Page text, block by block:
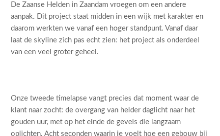
De Zaanse Helden in Zaandam vroegen om een andere
aanpak. Dit project staat midden in een wijk met karakter en
daarom werkten we vanaf een hoger standpunt. Vanaf daar
laat de skyline zich pas echt zien: het project als onderdeel
van een veel groter geheel.
Onze tweede timelapse vangt precies dat moment waar de
klant naar zocht: de overgang van helder daglicht naar het
gouden uur, met op het einde de gevels die langzaam
oplichten. Acht seconden waarin je voelt hoe een gebouw bij